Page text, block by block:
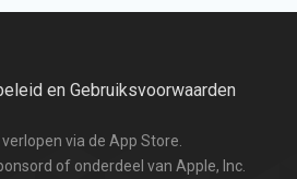
en Gebruiksvoorwaarden
via de App Store.
of onderdeel van Apple, Inc.